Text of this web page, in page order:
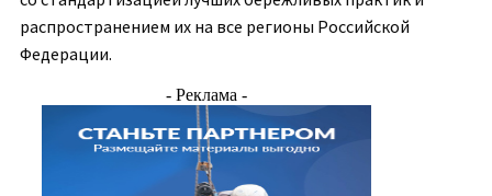
распространением их на все регионы Российской
Федерации.
- Реклама -